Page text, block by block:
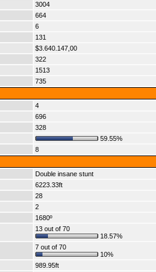
3004
664
6
131
$3.640.147,00
322
1513
735
4
696
328
59.55%
8
Double insane stunt
6223.33ft
28
2
1680º
13 out of 70
18.57%
7 out of 70
10%
989.95ft